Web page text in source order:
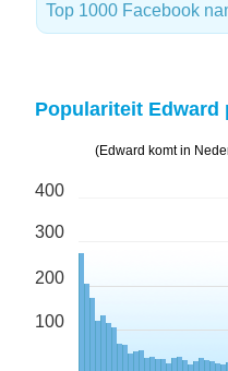
Top 1000 Facebook
Populariteit Edward
(Edward komt in
400
300
200
100